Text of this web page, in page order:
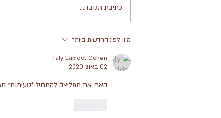
המלצות להריונית לפני לידה -
כשאת מתכננת הנקה
כתיבת תגובה...
מיון לפי: החדשות ביותר
Taly Lapidot Cohen
02 באוג׳ 2020
האם את ממליצה להתחיל *טעימות*